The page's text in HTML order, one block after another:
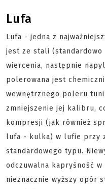
Lufa
Lufa - jedna z
jest ze stali
wiercenia, następnie
polerowana jest
wewnętrznego poleru
zmniejszenie jej kalibru,
kompresji (jak również
lufa - kulka) w lufie przy
standardowego typu.
odczuwalna kapryśność
nieznacznie wyższy opór